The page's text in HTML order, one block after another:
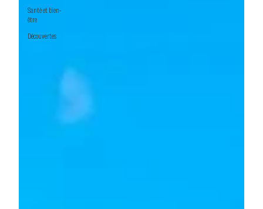
Santé et bien-
être
Découvertes